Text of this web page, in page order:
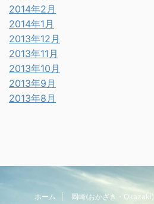
2014年2月
2014年1月
2013年12月
2013年11月
2013年10月
2013年9月
2013年8月
ホーム 岡崎(おかざき・Okazaki)